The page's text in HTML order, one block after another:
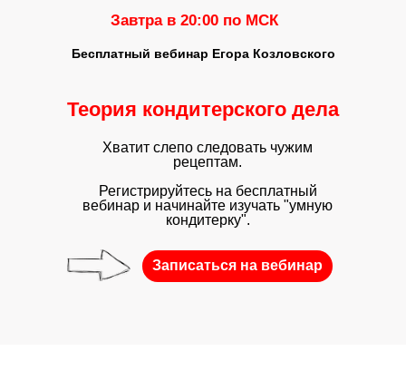
Бесплатный вебинар Егора Козловского
Завтра в 20:00 по МСК
Теория кондитерского дела
Хватит слепо следовать чужим
рецептам.
Регистрируйтесь на бесплатный
вебинар и начинайте изучать "умную
кондитерку".
Записаться на вебинар